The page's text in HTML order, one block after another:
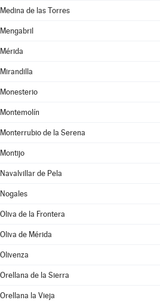
Medina de las Torres
Mengabril
Mérida
Mirandilla
Monesterio
Montemolín
Monterrubio de la Serena
Montijo
Navalvillar de Pela
Nogales
Oliva de la Frontera
Oliva de Mérida
Olivenza
Orellana de la Sierra
Orellana la Vieja